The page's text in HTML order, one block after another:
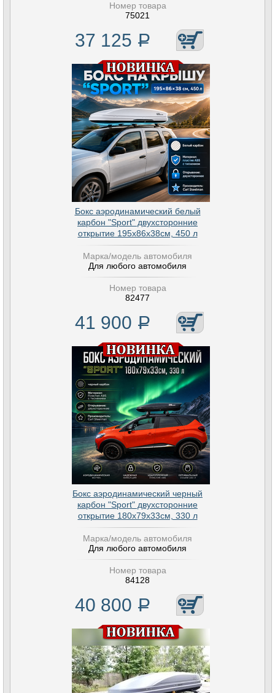
Номер товара
75021
37 125 Р
Бокс аэродинамический белый
карбон "Sport" двухсторонние
открытие 195х86х38см, 450 л
Марка/модель автомобиля
Для любого автомобиля
Номер товара
82477
41 900 Р
Бокс аэродинамический черный
карбон "Sport" двухсторонние
открытие 180х79х33см, 330 л
Марка/модель автомобиля
Для любого автомобиля
Номер товара
84128
40 800 Р